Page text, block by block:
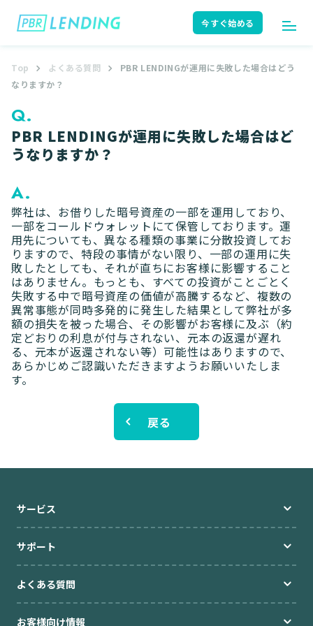
今すぐ始める
はじめての方へ ユーザーガイド
サポート よくある質問
お知らせ ニュースリリース
ブログ
セキュリティ
企業情報
Top よくある質問
PBR LENDINGが運用に失敗した場合はどう
なりますか？
Q.
PBR LENDINGが運用に失敗した場合はど
うなりますか？
A.
弊社は、お借りした暗号資産の一部を運用しており、
一部をコールドウォレットにて保管しております。運
用先についても、異なる種類の事業に分散投資してお
りますので、特段の事情がない限り、一部の運用に失
敗したとしても、それが直ちにお客様に影響すること
はありません。もっとも、すべての投資がことごとく
失敗する中で暗号資産の価値が高騰するなど、複数の
異常事態が同時多発的に発生した結果として弊社が多
額の損失を被った場合、その影響がお客様に及ぶ（約
定どおりの利息が付与されない、元本の返還が遅れ
る、元本が返還されない等）可能性はありますので、
あらかじめご認識いただきますようお願いいたしま
す。
戻る
サービス
サポート
よくある質問
お客様向け情報